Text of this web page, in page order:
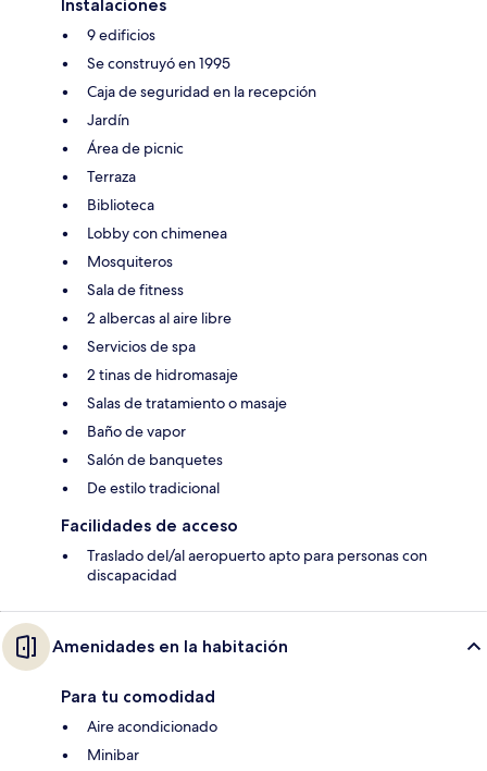
Instalaciones
9 edificios
Se construyó en 1995
Caja de seguridad en la recepción
Jardín
Área de picnic
Terraza
Biblioteca
Lobby con chimenea
Mosquiteros
Sala de fitness
2 albercas al aire libre
Servicios de spa
2 tinas de hidromasaje
Salas de tratamiento o masaje
Baño de vapor
Salón de banquetes
De estilo tradicional
Facilidades de acceso
Traslado del/al aeropuerto apto para personas con
discapacidad
Amenidades en la habitación
Para tu comodidad
Aire acondicionado
Minibar